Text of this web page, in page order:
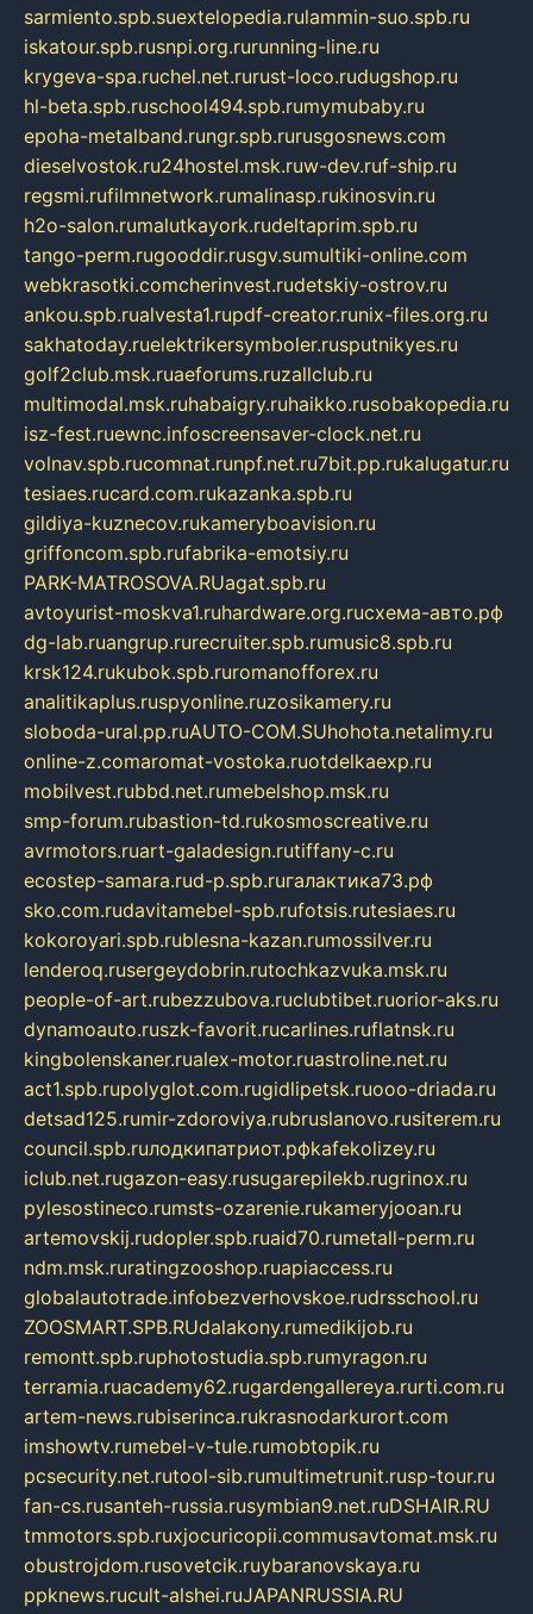
sarmiento.spb.suextelopedia.rulammin-suo.spb.ru
iskatour.spb.rusnpi.org.rurunning-line.ru
krygeva-spa.ruchel.net.rurust-loco.rudugshop.ru
hl-beta.spb.ruschool494.spb.rumymubaby.ru
epoha-metalband.rungr.spb.rurusgosnews.com
dieselvostok.ru24hostel.msk.ruw-dev.ruf-ship.ru
regsmi.rufilmnetwork.rumalinasp.rukinosvin.ru
h2o-salon.rumalutkayork.rudeltaprim.spb.ru
tango-perm.rugooddir.rusgv.sumultiki-online.com
webkrasotki.comcherinvest.rudetskiy-ostrov.ru
ankou.spb.rualvesta1.rupdf-creator.runix-files.org.ru
sakhatoday.ruelektrikersymboler.rusputnikyes.ru
golf2club.msk.ruaeforums.ruzallclub.ru
multimodal.msk.ruhabaigry.ruhaikko.rusobakopedia.ru
isz-fest.ruewnc.infoscreensaver-clock.net.ru
volnav.spb.rucomnat.runpf.net.ru7bit.pp.rukalugatur.ru
tesiaes.rucard.com.rukazanka.spb.ru
gildiya-kuznecov.rukameryboavision.ru
griffoncom.spb.rufabrika-emotsiy.ru
PARK-MATROSOVA.RUagat.spb.ru
avtoyurist-moskva1.ruhardware.org.ruсхема-авто.рф
dg-lab.ruangrup.rurecruiter.spb.rumusic8.spb.ru
krsk124.rukubok.spb.ruromanofforex.ru
analitikaplus.ruspyonline.ruzosikamery.ru
sloboda-ural.pp.ruAUTO-COM.SUhohota.netalimy.ru
online-z.comaromat-vostoka.ruotdelkaexp.ru
mobilvest.rubbd.net.rumebelshop.msk.ru
smp-forum.rubastion-td.rukosmoscreative.ru
avrmotors.ruart-galadesign.rutiffany-c.ru
ecostep-samara.rud-p.spb.ruгалактика73.рф
sko.com.rudavitamebel-spb.rufotsis.rutesiaes.ru
kokoroyari.spb.rublesna-kazan.rumossilver.ru
lenderoq.rusergeydobrin.rutochkazvuka.msk.ru
people-of-art.rubezzubova.ruclubtibet.ruorior-aks.ru
dynamoauto.ruszk-favorit.rucarlines.ruflatnsk.ru
kingbolenskaner.rualex-motor.ruastroline.net.ru
act1.spb.rupolyglot.com.rugidlipetsk.ruooo-driada.ru
detsad125.rumir-zdoroviya.rubruslanovo.rusiterem.ru
council.spb.ruлодкипатриот.рфkafekolizey.ru
iclub.net.rugazon-easy.rusugarepilekb.rugrinox.ru
pylesostineco.rumsts-ozarenie.rukameryjooan.ru
artemovskij.rudopler.spb.ruaid70.rumetall-perm.ru
ndm.msk.ruratingzooshop.ruapiaccess.ru
globalautotrade.infobezverhovskoe.rudrsschool.ru
ZOOSMART.SPB.RUdalakony.rumedikijob.ru
remontt.spb.ruphotostudia.spb.rumyragon.ru
terramia.ruacademy62.rugardengallereya.rurti.com.ru
artem-news.rubiserinca.rukrasnodarkurort.com
imshowtv.rumebel-v-tule.rumobtopik.ru
pcsecurity.net.rutool-sib.rumultimetrunit.rusp-tour.ru
fan-cs.rusanteh-russia.rusymbian9.net.ruDSHAIR.RU
tmmotors.spb.ruxjocuricopii.commusavtomat.msk.ru
obustrojdom.rusovetcik.ruybaranovskaya.ru
ppknews.rucult-alshei.ruJAPANRUSSIA.RU